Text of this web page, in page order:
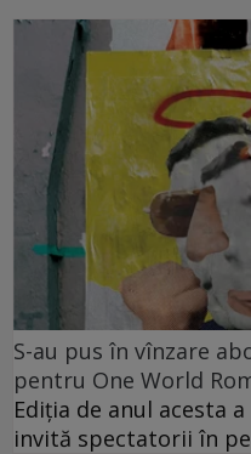
S-au pus în vînzare
pentru One World
Ediția de anul acesta
invită spectatorii în